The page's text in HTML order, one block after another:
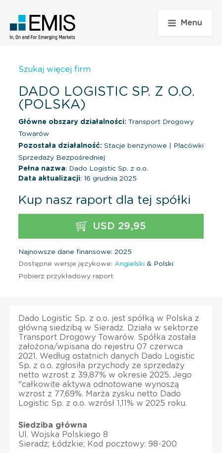
Menu
Szukaj więcej firm
DADO LOGISTIC SP. Z O.O.
(POLSKA)
Główne obszary działalności: Transport Drogowy
Towarów
Pozostała działalność: Stacje benzynowe
Placówki
Sprzedaży Bezpośredniej
Pełna nazwa: Dado Logistic Sp. z o.o.
Data aktualizacji: 16 grudnia 2025
Kup nasz raport dla tej spółki
USD 29,95
Najnowsze dane finansowe: 2025
Dostępne wersje językowe: Angielski & Polski
Pobierz przykładowy raport
Dado Logistic Sp. z o.o. jest spółką w Polska z
główną siedzibą w Sieradz. Działa w sektorze
Transport Drogowy Towarów. Spółka została
założona/wpisana do rejestru 07 czerwca
2021. Według ostatnich danych Dado Logistic
Sp. z o.o. zgłosiła przychody ze sprzedaży
netto wzrost z 39,87% w okresie 2025. Jego
"całkowite aktywa odnotowane wynoszą
wzrost z 77,69%. Marża zysku netto Dado
Logistic Sp. z o.o. wzrósł 1,11% w 2025 roku.
Siedziba główna
Ul. Wojska Polskiego 8
Sieradz; Łódzkie; Kod pocztowy: 98-200